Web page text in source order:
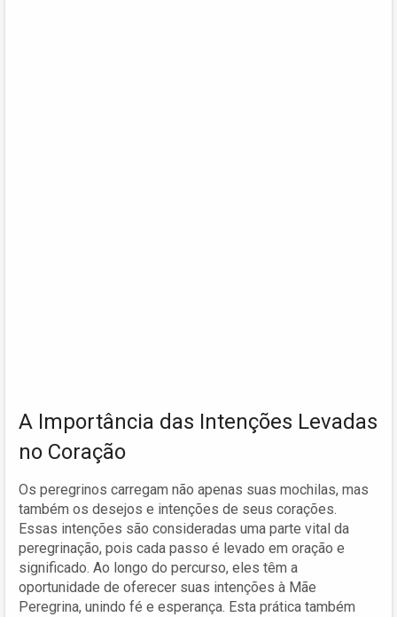
A Importância das Intenções Levadas
no Coração
Os peregrinos carregam não apenas suas mochilas, mas
também os desejos e intenções de seus corações.
Essas intenções são consideradas uma parte vital da
peregrinação, pois cada passo é levado em oração e
significado. Ao longo do percurso, eles têm a
oportunidade de oferecer suas intenções à Mãe
Peregrina, unindo fé e esperança. Esta prática também